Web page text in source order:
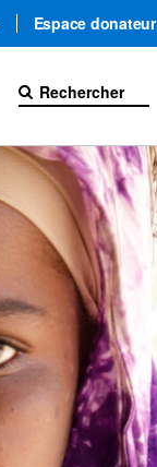
Espace donateur